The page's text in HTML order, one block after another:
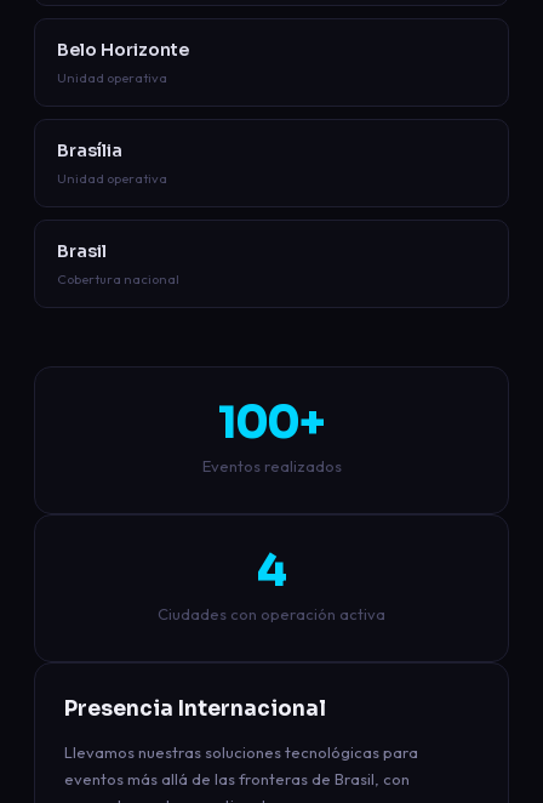
Belo Horizonte
Unidad operativa
Brasília
Unidad operativa
Brasil
Cobertura nacional
100+
Eventos realizados
4
Ciudades con operación activa
Presencia Internacional
Llevamos nuestras soluciones tecnológicas para
eventos más allá de las fronteras de Brasil, con